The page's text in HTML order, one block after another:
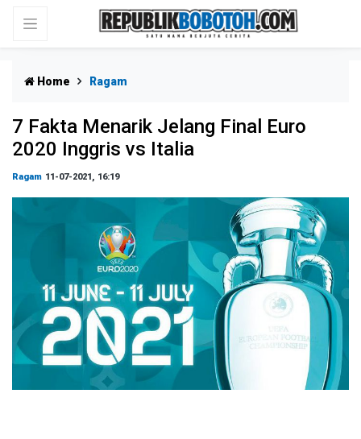
Home Ragam
7 Fakta Menarik Jelang Final Euro
2020 Inggris vs Italia
Ragam 11-07-2021, 16:19